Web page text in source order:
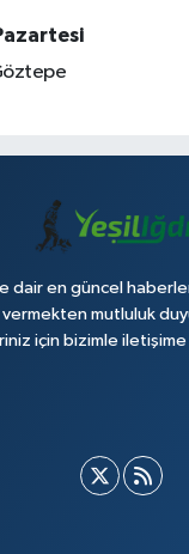
dair en güncel
mutluluk
için bizimle